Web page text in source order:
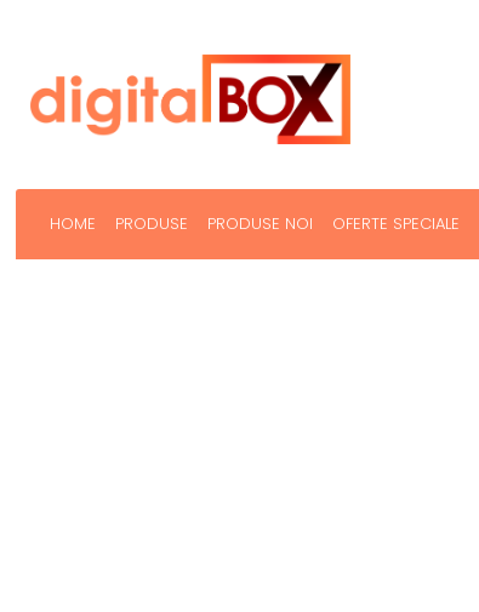
HOME PRODUSE PRODUSE NOI OFERTE SPECIALE